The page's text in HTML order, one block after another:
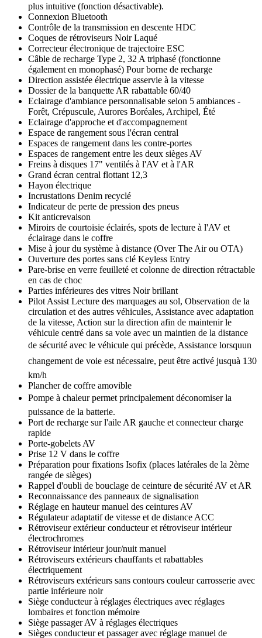
plus intuitive (fonction désactivable).
Connexion Bluetooth
Contrôle de la transmission en descente HDC
Coques de rétroviseurs Noir Laqué
Correcteur électronique de trajectoire ESC
Câble de recharge Type 2, 32 A triphasé (fonctionne
également en monophasé) Pour borne de recharge
Direction assistée électrique asservie à la vitesse
Dossier de la banquette AR rabattable 60/40
Eclairage d'ambiance personnalisable selon 5 ambiances -
Forêt, Crépuscule, Aurores Boréales, Archipel, Été
Eclairage d'approche et d'accompagnement
Espace de rangement sous l'écran central
Espaces de rangement dans les contre-portes
Espaces de rangement entre les deux sièges AV
Freins à disques 17" ventilés à l'AV et à l'AR
Grand écran central flottant 12,3
Hayon électrique
Incrustations Denim recyclé
Indicateur de perte de pression des pneus
Kit anticrevaison
Miroirs de courtoisie éclairés, spots de lecture à l'AV et
éclairage dans le coffre
Mise à jour du système à distance (Over The Air ou OTA)
Ouverture des portes sans clé Keyless Entry
Pare-brise en verre feuilleté et colonne de direction rétractable
en cas de choc
Parties inférieures des vitres Noir brillant
Pilot Assist Lecture des marquages au sol, Observation de la
circulation et des autres véhicules, Assistance avec adaptation
de la vitesse, Action sur la direction afin de maintenir le
véhicule centré dans sa voie avec un maintien de la distance
de sécurité avec le véhicule qui précède, Assistance lorsquun
changement de voie est nécessaire, peut être activé jusquà 130
km/h
Plancher de coffre amovible
Pompe à chaleur permet principalement déconomiser la
puissance de la batterie.
Port de recharge sur l'aile AR gauche et connecteur charge
rapide
Porte-gobelets AV
Prise 12 V dans le coffre
Préparation pour fixations Isofix (places latérales de la 2ème
rangée de sièges)
Rappel d'oubli de bouclage de ceinture de sécurité AV et AR
Reconnaissance des panneaux de signalisation
Réglage en hauteur manuel des ceintures AV
Régulateur adaptatif de vitesse et de distance ACC
Rétroviseur extérieur conducteur et rétroviseur intérieur
électrochromes
Rétroviseur intérieur jour/nuit manuel
Rétroviseurs extérieurs chauffants et rabattables
électriquement
Rétroviseurs extérieurs sans contours couleur carrosserie avec
partie inférieure noir
Siège conducteur à réglages électriques avec réglages
lombaires et fonction mémoire
Siège passager AV à réglages électriques
Sièges conducteur et passager avec réglage manuel de